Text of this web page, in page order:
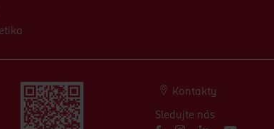
Kontakty
Sledujte nás